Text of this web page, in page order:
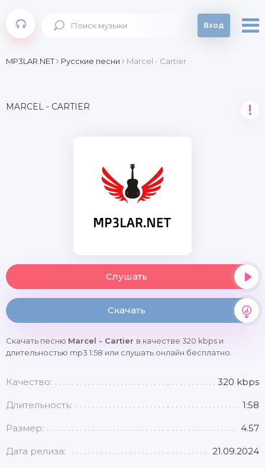
Вход
MP3LAR.NET Русские песни Marcel - Cartier
MARCEL - CARTIER !
Слушать
Скачать
Скачать песню Marcel - Cartier в качестве 320 kbps и
длительностью mp3 1:58 или слушать онлайн бесплатно.
Качество: 320 kbps
Длительность: 1:58
Размер: 4.57
Дата релиза: 21.09.2024